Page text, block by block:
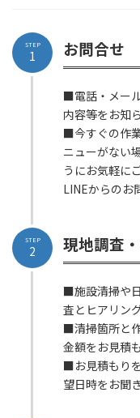
お問合せ
■電話・メー
内容等をお知
■今すぐの作
ニューがない
うにお気軽に
LINEからのお
STEP
1
現地調査
■施設清掃や
査とヒアリン
■清掃箇所と
金額をお見積
■お見積もり
望日時をお聞
STEP
2